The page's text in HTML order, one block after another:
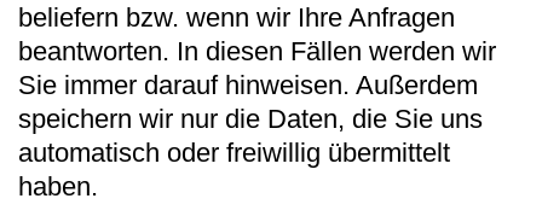
beliefern bzw. wenn wir Ihre Anfragen
beantworten. In diesen Fällen werden wir
Sie immer darauf hinweisen. Außerdem
speichern wir nur die Daten, die Sie uns
automatisch oder freiwillig übermittelt
haben.